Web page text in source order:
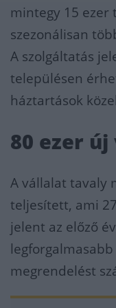
mintegy 15
szezonálisan
A szolgáltatás
településen
háztartások
80 ezer
A vállalat tavaly
teljesített, ami
jelent az előző
megrendelést